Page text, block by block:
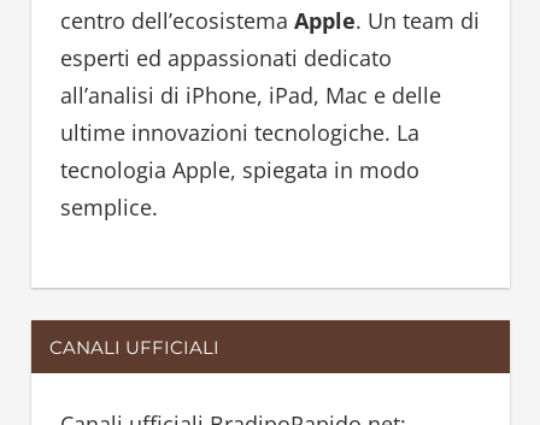
centro dell’ecosistema Apple. Un team di
esperti ed appassionati dedicato
all’analisi di iPhone, iPad, Mac e delle
ultime innovazioni tecnologiche. La
tecnologia Apple, spiegata in modo
semplice.
CANALI UFFICIALI